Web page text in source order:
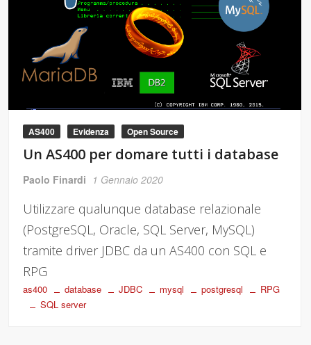
AS400 Evidenza Open Source
Un AS400 per domare tutti i database
Paolo Finardi 1 Gennaio 2020
Utilizzare qualunque database relazionale
(PostgreSQL, Oracle, SQL Server, MySQL)
tramite driver JDBC da un AS400 con SQL e
RPG
as400 database JDBC mysql postgresql
RPG
SQL server